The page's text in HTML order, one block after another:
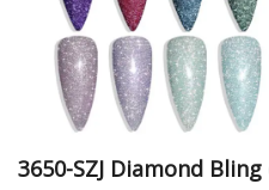
3650-SZJ Diamond